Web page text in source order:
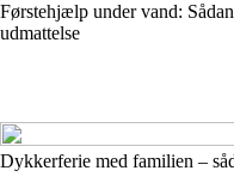
Førstehjælp under vand:
udmattelse
Dykkerferie med familien –